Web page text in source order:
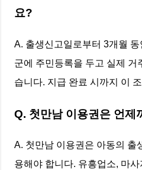
요?
A. 출생신고일로부터 3개월
군에 주민등록을 두고 실제 거
습니다. 지급 완료 시까지 이
Q. 첫만남 이용권은 언제
A. 첫만남 이용권은 아동의 출
용해야 합니다. 유흥업소, 마